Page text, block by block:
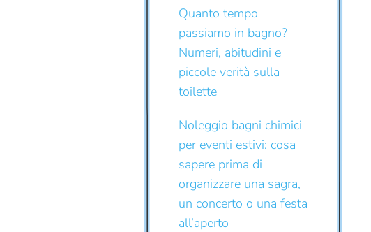
Quanto tempo
passiamo in bagno?
Numeri, abitudini e
piccole verità sulla
toilette
Noleggio bagni chimici
per eventi estivi: cosa
sapere prima di
organizzare una sagra,
un concerto o una festa
all’aperto